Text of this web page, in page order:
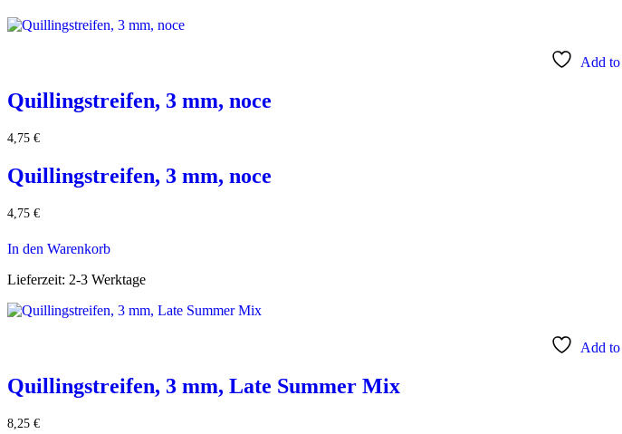
Add
Quillingstreifen, 3 mm, noce
4,75 €
Quillingstreifen, 3 mm, noce
4,75 €
In den Warenkorb
Lieferzeit: 2-3 Werktage
Add
Quillingstreifen, 3 mm, Late Summer Mix
8,25 €